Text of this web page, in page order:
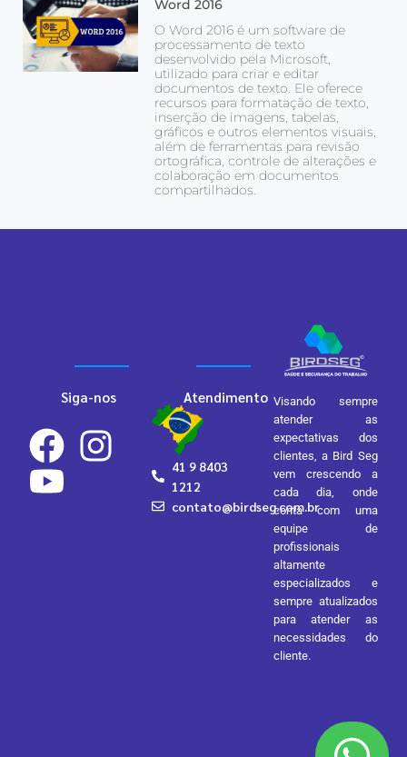
Word 2016
O Word 2016 é um software de
processamento de texto
desenvolvido pela Microsoft,
utilizado para criar e editar
documentos de texto. Ele oferece
recursos para formatação de texto,
inserção de imagens, tabelas,
gráficos e outros elementos visuais,
além de ferramentas para revisão
ortográfica, controle de alterações e
colaboração em documentos
compartilhados.
Visando sempre
atender as
expectativas dos
clientes, a Bird Seg
vem crescendo a
cada dia, onde
conta com uma
equipe de
profissionais
altamente
especializados e
sempre atualizados
para atender as
necessidades do
cliente.
Atendimento
41 9 8403
1212
contato@birdseg.com.br
Siga-nos